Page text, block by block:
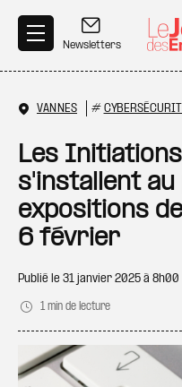
Newsletters
VANNES #
Les
s'installent
expositions
6 février
Publié le 31 janvier 2025 à 8h00
1 min de lecture